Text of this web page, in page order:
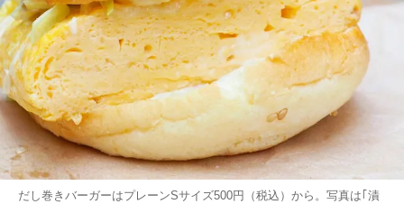
だし巻きバーガーはプレーンSサイズ500円（税込）から。写真は｢漬